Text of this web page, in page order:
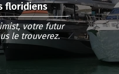
floridiens
votre futur
le trouverez.